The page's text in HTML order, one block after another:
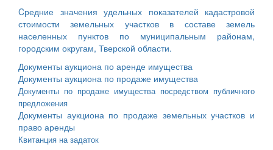
Cредние значения удельных показателей кадастровой
стоимости земельных участков в составе земель
населенных пунктов по муниципальным районам,
городским округам, Тверской области.
Документы аукциона по аренде имущества
Документы аукциона по продаже имущества
Документы по продаже имущества посредством публичного
предложения
Документы аукциона по продаже земельных участков и
право аренды
Квитанция на задаток